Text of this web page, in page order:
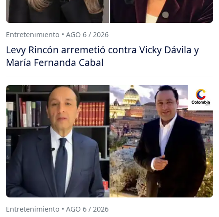
Entretenimiento • AGO 6 / 2026
Levy Rincón arremetió contra Vicky Dávila y
María Fernanda Cabal
Entretenimiento • AGO 6 / 2026